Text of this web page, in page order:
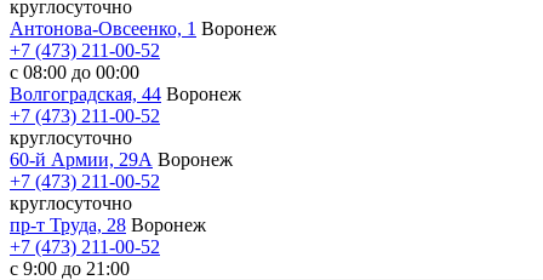
круглосуточно
Антонова-Овсеенко, 1 Воронеж
+7 (473) 211-00-52
с 08:00 до 00:00
Волгоградская, 44 Воронеж
+7 (473) 211-00-52
круглосуточно
60-й Армии, 29А Воронеж
+7 (473) 211-00-52
круглосуточно
пр-т Труда, 28 Воронеж
+7 (473) 211-00-52
c 9:00 до 21:00